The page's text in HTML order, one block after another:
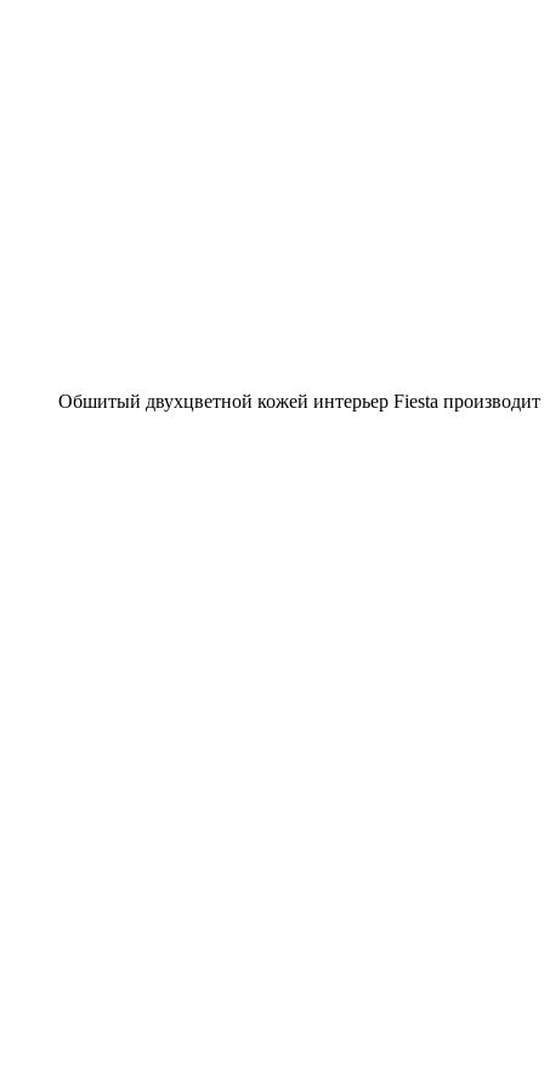
Обшитый двухцветной кожей интерьер Fiesta производит